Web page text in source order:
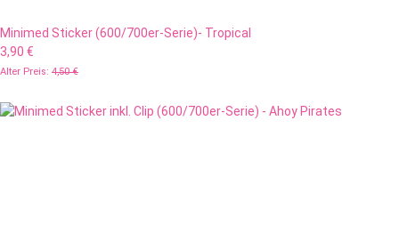
Minimed Sticker (600/700er-Serie)- Tropical
3,90 €
Alter Preis: 4,50 €